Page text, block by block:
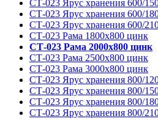
СТ-023 Ярус хранения 600/
СТ-023 Ярус хранения 600/
СТ-023 Ярус хранения 600/
СТ-023 Рама 1800х800 цинк
СТ-023 Рама 2000х800 цинк
СТ-023 Рама 2500х800 цинк
СТ-023 Рама 3000х800 цинк
СТ-023 Ярус хранения 800/
СТ-023 Ярус хранения 800/
СТ-023 Ярус хранения 800/
СТ-023 Ярус хранения 800/